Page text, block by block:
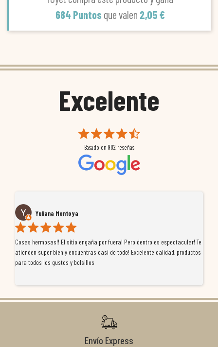
684 Puntos que valen 2,05 €
Excelente
Basado en 982 reseñas
Yuliana Montoya
Cosas hermosas!! El sitio engaña por fuera! Pero dentro es espectacular! Te
atienden super bien y encuentras casi de todo! Excelente calidad, productos
para todos los gustos y bolsillos
Envío Express